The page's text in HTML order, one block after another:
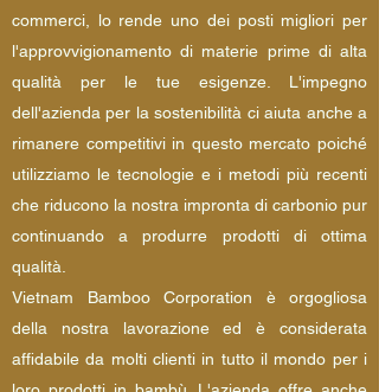
commerci, lo rende uno dei posti migliori per
l'approvvigionamento di materie prime di alta
qualità per le tue esigenze. L'impegno
dell'azienda per la sostenibilità ci aiuta anche a
rimanere competitivi in questo mercato poiché
utilizziamo le tecnologie e i metodi più recenti
che riducono la nostra impronta di carbonio pur
continuando a produrre prodotti di ottima
qualità.
Vietnam Bamboo Corporation è orgogliosa
della nostra lavorazione ed è considerata
affidabile da molti clienti in tutto il mondo per i